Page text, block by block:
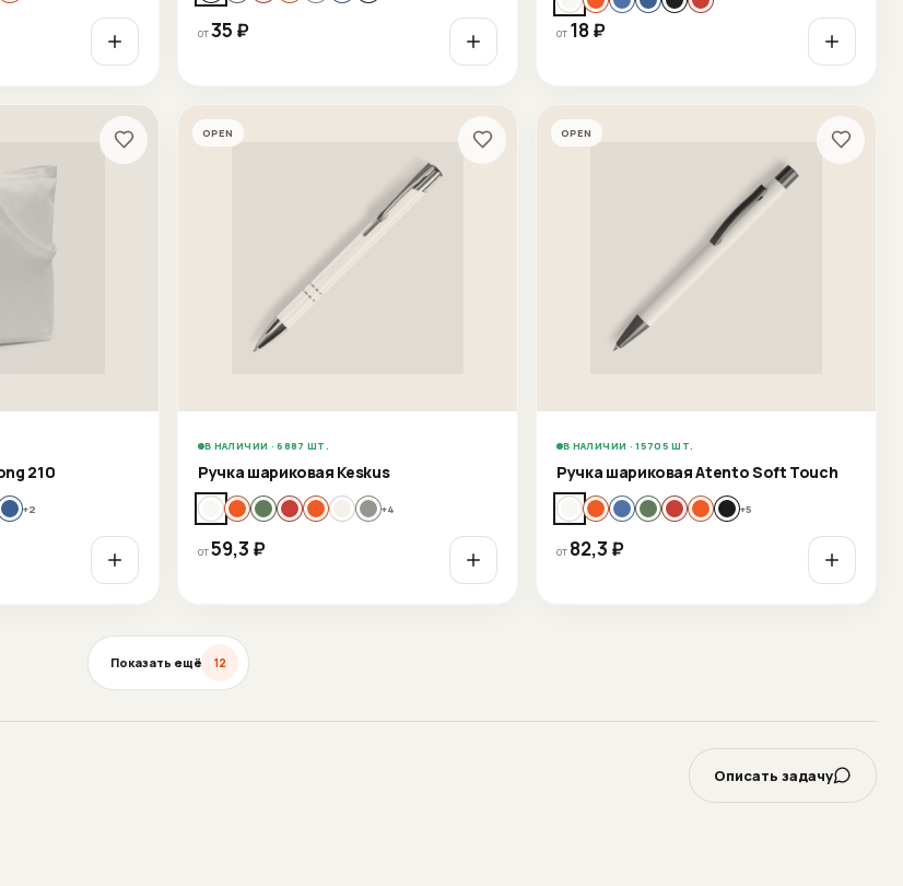
от35 ₽ от 18₽
210
+2
OPEN
В НАЛИЧИИ · 6887 ШТ.
Ручка шариковая Keskus
+4
от59,3 ₽
OPEN
В НАЛИЧИИ · 15705 ШТ.
Ручка шариковая Atento Soft Touch
+5
от 82,3 ₽
Показать ещё 12
Описать задачу